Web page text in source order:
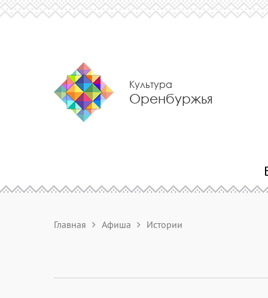
Культура
Оренбуржья
Главная Афиша Истории